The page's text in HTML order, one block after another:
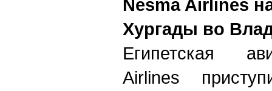
Nesma Airlines
Хургады во
Египетская
Airlines